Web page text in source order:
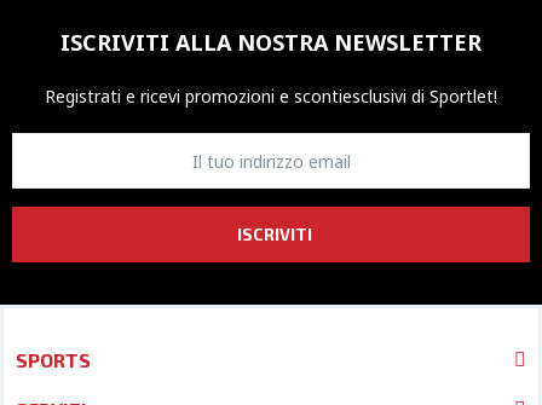
ISCRIVITI ALLA NOSTRA NEWSLETTER
Registrati e ricevi promozioni e scontiesclusivi di Sportlet!
ISCRIVITI
SPORTS